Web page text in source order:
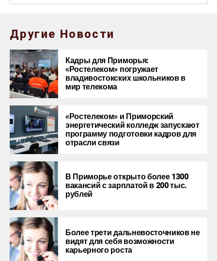
Другие Новости
Кадры для Приморья:
«Ростелеком» погружает
владивостокских школьников в
мир телекома
«Ростелеком» и Приморский
энергетический колледж запускают
программу подготовки кадров для
отрасли связи
В Приморье открыто более 1300
вакансий с зарплатой в 200 тыс.
рублей
Более трети дальневосточников не
видят для себя возможности
карьерного роста